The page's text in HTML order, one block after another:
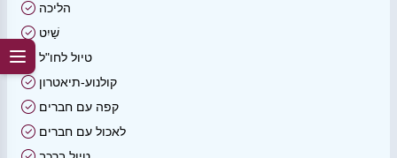
הליכה
שַׁיִט
טיול לחו"ל
קולנוע-תיאטרון
קפה עם חברים
לאכול עם חברים